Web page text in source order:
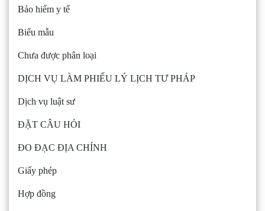
Bảo hiểm y tế
Biểu mẫu
Chưa được phân loại
DỊCH VỤ LÀM PHIẾU LÝ LỊCH TƯ PHÁP
Dịch vụ luật sư
ĐẶT CÂU HỎI
ĐO ĐẠC ĐỊA CHÍNH
Giấy phép
Hợp đồng